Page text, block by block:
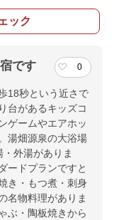
ック
です 0
18秒という近さで
台があるキッズコ
ゲームやエアホッ
湯畑源泉の大浴場
外湯がありま
ードプランですと
き・もつ煮・刺身
名物料理がありま
ぶ・陶板焼きから